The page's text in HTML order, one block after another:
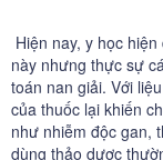
Hiện nay, y học
này nhưng thực sự
toán nan giải. Với
của thuốc lại khiến
như nhiễm độc gan,
dùng thảo dược